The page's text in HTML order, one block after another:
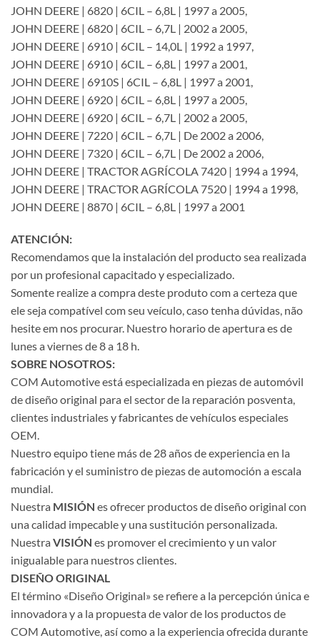
JOHN DEERE | 6820 | 6CIL – 6,8L | 1997 a 2005,
JOHN DEERE | 6820 | 6CIL – 6,7L | 2002 a 2005,
JOHN DEERE | 6910 | 6CIL – 14,0L | 1992 a 1997,
JOHN DEERE | 6910 | 6CIL – 6,8L | 1997 a 2001,
JOHN DEERE | 6910S | 6CIL – 6,8L | 1997 a 2001,
JOHN DEERE | 6920 | 6CIL – 6,8L | 1997 a 2005,
JOHN DEERE | 6920 | 6CIL – 6,7L | 2002 a 2005,
JOHN DEERE | 7220 | 6CIL – 6,7L | De 2002 a 2006,
JOHN DEERE | 7320 | 6CIL – 6,7L | De 2002 a 2006,
JOHN DEERE | TRACTOR AGRÍCOLA 7420 | 1994 a 1994,
JOHN DEERE | TRACTOR AGRÍCOLA 7520 | 1994 a 1998,
JOHN DEERE | 8870 | 6CIL – 6,8L | 1997 a 2001
ATENCIÓN:
Recomendamos que la instalación del producto sea realizada
por un profesional capacitado y especializado.
Somente realize a compra deste produto com a certeza que
ele seja compatível com seu veículo, caso tenha dúvidas, não
hesite em nos procurar. Nuestro horario de apertura es de
lunes a viernes de 8 a 18 h.
SOBRE NOSOTROS:
COM Automotive está especializada en piezas de automóvil
de diseño original para el sector de la reparación posventa,
clientes industriales y fabricantes de vehículos especiales
OEM.
Nuestro equipo tiene más de 28 años de experiencia en la
fabricación y el suministro de piezas de automoción a escala
mundial.
Nuestra MISIÓN es ofrecer productos de diseño original con
una calidad impecable y una sustitución personalizada.
Nuestra VISIÓN es promover el crecimiento y un valor
inigualable para nuestros clientes.
DISEÑO ORIGINAL
El término «Diseño Original» se refiere a la percepción única e
innovadora y a la propuesta de valor de los productos de
COM Automotive, así como a la experiencia ofrecida durante